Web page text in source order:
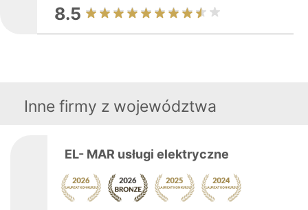
8.5
Inne firmy z województwa
EL- MAR usługi elektryczne